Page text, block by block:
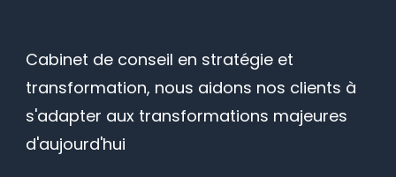
Cabinet de conseil en stratégie et
transformation, nous aidons nos clients à
s'adapter aux transformations majeures
d'aujourd'hui